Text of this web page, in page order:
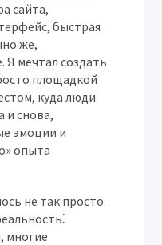
сайта,
быстрая
же,
Я мечтал создать
площадкой
куда люди
и снова,
эмоции и
опыта
не так просто.
многие